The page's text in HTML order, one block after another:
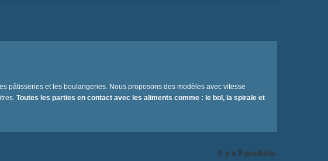
pâtisseries et les boulangeries. Nous proposons des modèles avec vitesse
Toutes les parties en contact avec les aliments comme : le bol, la spirale et
Il y a 9 produits.